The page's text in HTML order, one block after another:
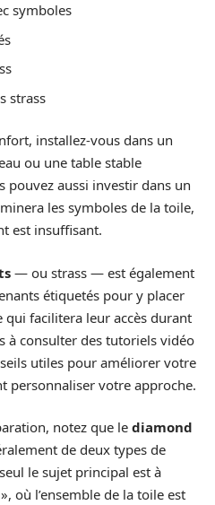
symboles
strass
installez-vous dans un
ou une table stable
pouvez aussi investir dans un
les symboles de la toile,
est insuffisant.
— ou strass — est également
étiquetés pour y placer
qui facilitera leur accès durant
à consulter des tutoriels vidéo
utiles pour améliorer votre
personnaliser votre approche.
notez que le diamond
de deux types de
le sujet principal est à
où l’ensemble de la toile est